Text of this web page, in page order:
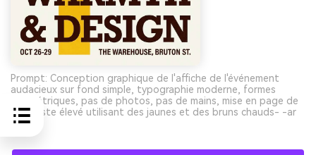
Prompt: Conception graphique de l'affiche de l'événement
audacieux sur fond simple, typographie moderne, formes
géométriques, pas de photos, pas de mains, mise en page de
contraste élevé utilisant des jaunes et des bruns chauds- -ar
3:4